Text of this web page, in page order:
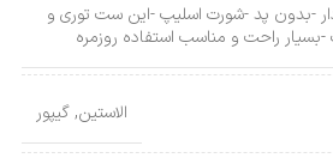
-بدون پد -شورت اسلیپ -این ست توری و
راحت و مناسب استفاده روزمره
الاستین,گیپور